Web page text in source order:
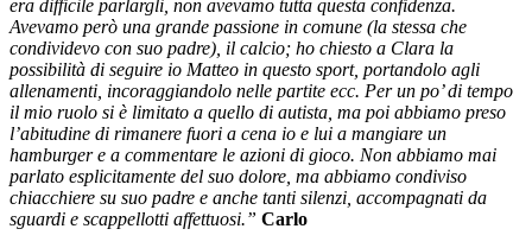
era difficile parlargli, non avevamo tutta questa confidenza.
Avevamo però una grande passione in comune (la stessa che
condividevo con suo padre), il calcio; ho chiesto a Clara la
possibilità di seguire io Matteo in questo sport, portandolo agli
allenamenti, incoraggiandolo nelle partite ecc. Per un po’ di tempo
il mio ruolo si è limitato a quello di autista, ma poi abbiamo preso
l’abitudine di rimanere fuori a cena io e lui a mangiare un
hamburger e a commentare le azioni di gioco. Non abbiamo mai
parlato esplicitamente del suo dolore, ma abbiamo condiviso
chiacchiere su suo padre e anche tanti silenzi, accompagnati da
sguardi e scappellotti affettuosi.” Carlo